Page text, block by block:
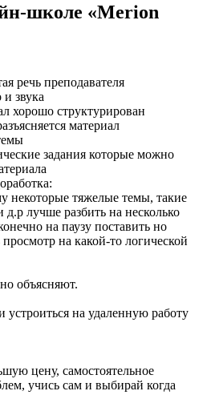
школе «Merion
речь преподавателя
звука
хорошо структурирован
материал
задания которые можно
некоторые тяжелые темы, такие
лучше разбить на несколько
на паузу поставить но
на какой-то логической
объясняют.
на удаленную работу
цену, самостоятельное
учись сам и выбирай когда